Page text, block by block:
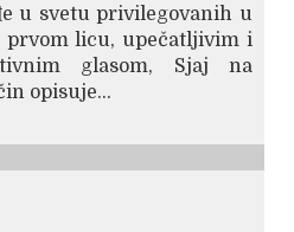
u svetu privilegovanih u
licu, upečatljivim i
glasom, Sjaj na
opisuje...